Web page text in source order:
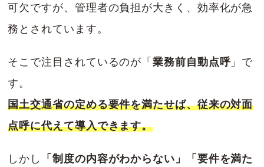
可欠ですが、管理者の負担が大きく、効率化が急
務とされています。
そこで注目されているのが「業務前自動点呼」で
す。
国土交通省の定める要件を満たせば、従来の対面
点呼に代えて導入できます。
しかし
「制度の内容がわからない」「要件を満た